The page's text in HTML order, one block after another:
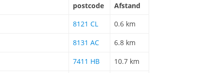
postcode
Afstand
8121 CL 0.6 km
8131 AC 6.8 km
7411 HB 10.7 km